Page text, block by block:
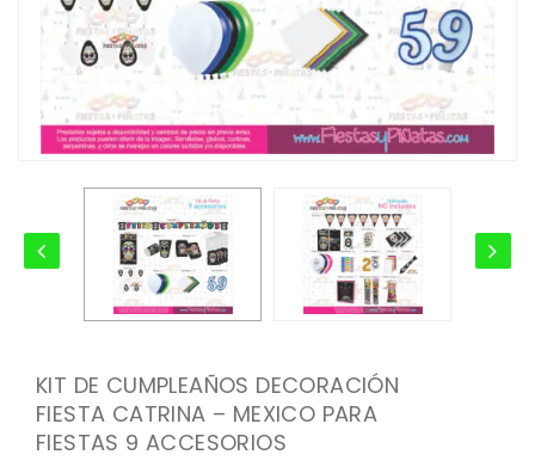
KIT DE CUMPLEAÑOS DECORACIÓN
FIESTA CATRINA – MEXICO PARA
FIESTAS 9 ACCESORIOS